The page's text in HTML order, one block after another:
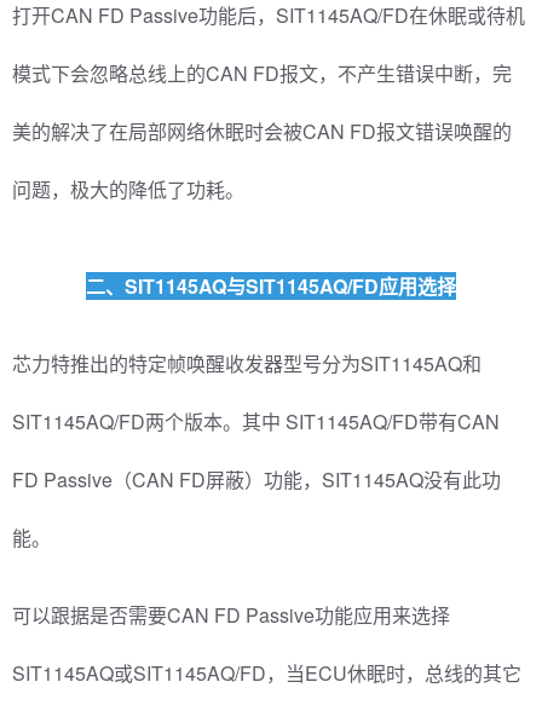
打开CAN FD Passive功能后，SIT1145AQ/FD在休眠或待机
模式下会忽略总线上的CAN FD报文，不产生错误中断，完
美的解决了在局部网络休眠时会被CAN FD报文错误唤醒的
问题，极大的降低了功耗。
二、SIT1145AQ与SIT1145AQ/FD应用选择
芯力特推出的特定帧唤醒收发器型号分为SIT1145AQ和
SIT1145AQ/FD两个版本。其中 SIT1145AQ/FD带有CAN
FD Passive（CAN FD屏蔽）功能，SIT1145AQ没有此功
能。
可以跟据是否需要CAN FD Passive功能应用来选择
SIT1145AQ或SIT1145AQ/FD，当ECU休眠时，总线的其它